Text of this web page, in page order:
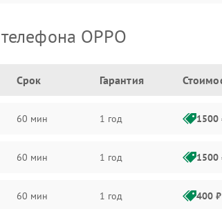
OPPO
Срок Гарантия
60 мин 1 год 1500
60 мин 1 год 1500
60 мин 1 год 400 ₽